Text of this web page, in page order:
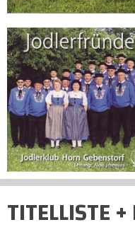
TITELLISTE